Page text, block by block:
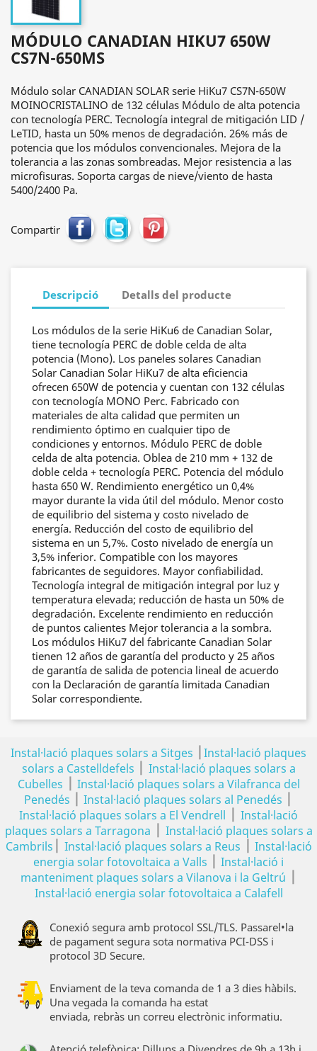
MÓDULO CANADIAN HIKU7 650W
CS7N-650MS
Módulo solar CANADIAN SOLAR serie HiKu7 CS7N-650W
MOINOCRISTALINO de 132 células Módulo de alta potencia
con tecnología PERC. Tecnología integral de mitigación LID /
LeTID, hasta un 50% menos de degradación. 26% más de
potencia que los módulos convencionales. Mejora de la
tolerancia a las zonas sombreadas. Mejor resistencia a las
microfisuras. Soporta cargas de nieve/viento de hasta
5400/2400 Pa.
Compartir
Descripció Detalls del producte
Los módulos de la serie HiKu6 de Canadian Solar,
tiene tecnología PERC de doble celda de alta
potencia (Mono). Los paneles solares Canadian
Solar Canadian Solar HiKu7 de alta eficiencia
ofrecen 650W de potencia y cuentan con 132 células
con tecnología MONO Perc. Fabricado con
materiales de alta calidad que permiten un
rendimiento óptimo en cualquier tipo de
condiciones y entornos. Módulo PERC de doble
celda de alta potencia. Oblea de 210 mm + 132 de
doble celda + tecnología PERC. Potencia del módulo
hasta 650 W. Rendimiento energético un 0,4%
mayor durante la vida útil del módulo. Menor costo
de equilibrio del sistema y costo nivelado de
energía. Reducción del costo de equilibrio del
sistema en un 5,7%. Costo nivelado de energía un
3,5% inferior. Compatible con los mayores
fabricantes de seguidores. Mayor confiabilidad.
Tecnología integral de mitigación integral por luz y
temperatura elevada; reducción de hasta un 50% de
degradación. Excelente rendimiento en reducción
de puntos calientes Mejor tolerancia a la sombra.
Los módulos HiKu7 del fabricante Canadian Solar
tienen 12 años de garantía del producto y 25 años
de garantía de salida de potencia lineal de acuerdo
con la Declaración de garantía limitada Canadian
Solar correspondiente.
Instal·lació plaques solars a Sitges | Instal·lació plaques
solars a Castelldefels | Instal·lació plaques solars a
Cubelles | Instal·lació plaques solars a Vilafranca del
Penedés | Instal·lació plaques solars al Penedés |
Instal·lació plaques solars a El Vendrell | Instal·lació
plaques solars a Tarragona | Instal·lació plaques solars a
Cambrils | Instal·lació plaques solars a Reus | Instal·lació
energia solar fotovoltaica a Valls | Instal·lació i
manteniment plaques solars a Vilanova i la Geltrú |
Instal·lació energia solar fotovoltaica a Calafell
Conexió segura amb protocol SSL/TLS. Passarel•la
de pagament segura sota normativa PCI-DSS i
protocol 3D Secure.
Enviament de la teva comanda de 1 a 3 dies hàbils.
Una vegada la comanda ha estat
enviada, rebràs un correu electrònic informatiu.